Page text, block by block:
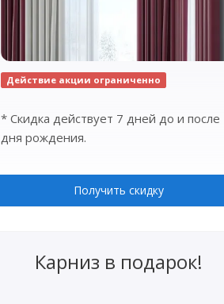
Действие акции ограниченно
* Скидка действует 7 дней до и после
дня рождения.
Получить скидку
Карниз в подарок!